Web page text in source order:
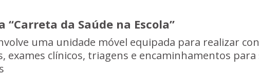
“Carreta da Saúde na Escola”
uma unidade móvel equipada para realizar
exames clínicos, triagens e encaminhamentos para